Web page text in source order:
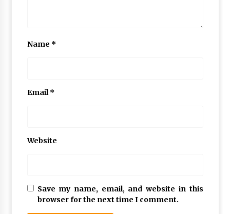
Name *
Email*
Website
Save my name, email, and website in this
browser for the next time I comment.